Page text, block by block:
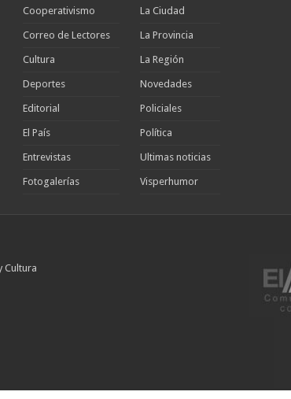
Cooperativismo
Correo de Lectores
Cultura
Deportes
Editorial
El País
Entrevistas
Fotogalerías
La Ciudad
La Provincia
La Región
Novedades
Policiales
Política
Ultimas noticias
Visperhumor
Cultura